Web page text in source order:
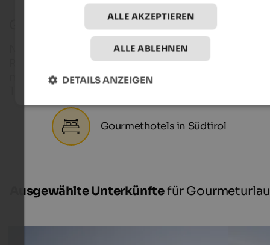
Gourmeturlaub in Südtirol
Niggilan, Buchteln, Tirschtlan – Polenta, Ossobuco,
Ravioli und Spaghetti. Wer in Südtirol isst, speist
multikulturell. Denn die Südtiroler Küche mischt
Gourmethotels in Südtirol
Ausgewählte Unterkünftefür
ALLE AKZEPTIEREN
ALLE ABLEHNEN
DETAILS ANZEIGEN